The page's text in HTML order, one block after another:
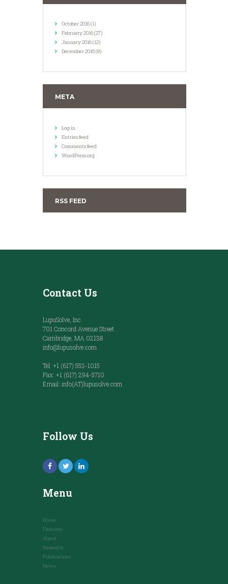
October2016(1)
February2016(27)
January2016(12)
December2015(8)
META
Log in
Entries feed
Comments feed
WordPress.org
RSS FEED
Contact Us
LupuSolve, Inc.
701 Concord Avenue Street
Cambridge, MA 02138
info@lupusolve.com
Tel: +1 (617) 553-1015
Fax: +1 (617) 294-5710
Email: info(AT)lupusolve.com
Follow Us
Menu
Home
Features
About
Research
Publications
News